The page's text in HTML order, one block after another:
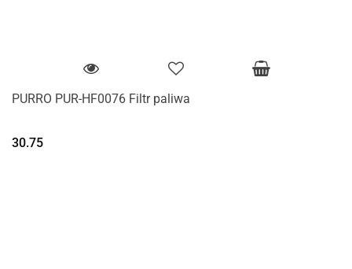
PURRO PUR-HF0076 Filtr paliwa
30.75